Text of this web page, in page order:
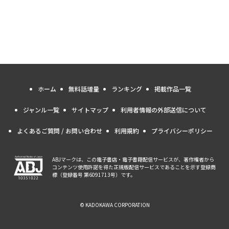
ホーム 無料話増量 ランキング 掲載作品一覧
ジャンル一覧 サイトマップ 利用者情報の外部送信について
よくあるご質問 / お問い合わせ 利用規約 プライバシーポリシー
ABJマークは、この電子書店・電子書籍配信サービスが、著作権者から
コンテンツ使用許諾を得た正規版配信サービスであることを示す登録商
標（登録番号 第6091713号）です。
© KADOKAWA CORPORATION